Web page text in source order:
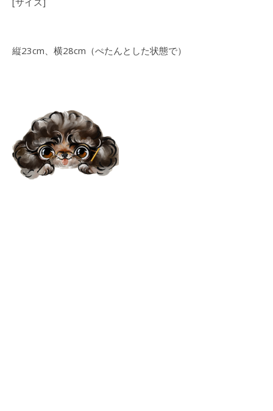
縦23cm、横28cm（ぺたんとした状態で）